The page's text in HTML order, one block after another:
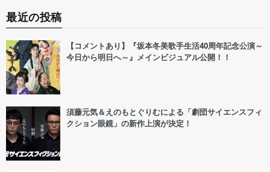
最近の投稿
【コメントあり】『坂本冬美歌手生活40周年記念公演～
今日から明日へ～』メインビジュアル公開！！
須藤元気＆えのもとぐりむによる「劇団サイエンスフィ
クション眼鏡」の新作上演が決定！